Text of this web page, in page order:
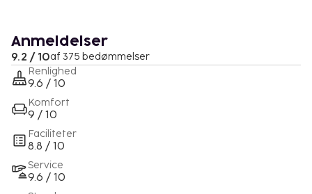
Anmeldelser
9.2 / 10af 375 bedømmelser
Renlighed
9.6 / 10
Komfort
9 / 10
Faciliteter
8.8 / 10
Service
9.6 / 10